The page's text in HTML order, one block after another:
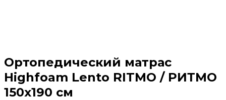
Ортопедический матрас
Highfoam Lento RITMO / РИТМО
150x190 см